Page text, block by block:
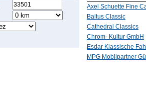
Axel Schuette Fine
Baltus Classic
Cathedral Classics
Chrom- Kultur GmbH
Esdar Klassische
MPG Mobilpartner